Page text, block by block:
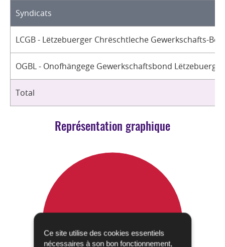
Ce site utilise des cookies essentiels
nécessaires à son bon fonctionnement,
Syndicats
LCGB - Lëtzebuerger Chrëschtleche Gewerkschafts-
OGBL - Onofhängege Gewerkschaftsbond
Total
Représentation graphique